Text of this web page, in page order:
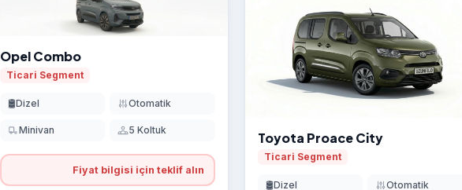
Opel Combo
Ticari Segment
🛢️Dizel Otomatik
Minivan 5 Koltuk
Fiyat bilgisi için teklif alın
Toyota Proace City
Ticari Segment
🛢️Dizel Otomatik